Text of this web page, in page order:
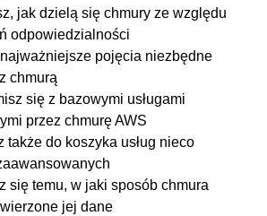
00:07:31
Gateway
00:07:39
sieciowego
i ACLs w
jak dzielą się chmury ze względu
odpowiedzialności
pojęcia niezbędne
chmurą
się z bazowymi usługami
przez chmurę AWS
także do koszyka usług nieco
się temu, w jaki sposób chmura
jej dane